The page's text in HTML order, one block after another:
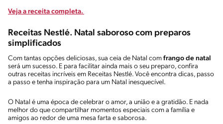
Veja a receita completa.
Receitas Nestlé. Natal saboroso com preparos
simplificados
Com tantas opções deliciosas, sua ceia de Natal com frango de natal
será um sucesso. E para facilitar ainda mais o seu preparo, confira
outras receitas incríveis em Receitas Nestlé. Você encontra dicas, passo
a passo e tenha inspiração para um Natal inesquecível.
O Natal é uma época de celebrar o amor, a união e a gratidão. E nada
melhor do que compartilhar momentos especiais com a família e
amigos ao redor de uma mesa farta e saborosa.